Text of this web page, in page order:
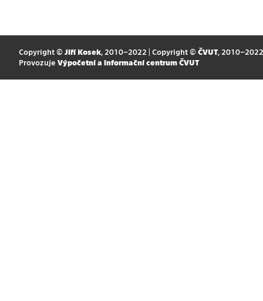
Copyright © Jiří Kosek, 2010–2022 | Copyright © ČVUT, 2010–2022
Provozuje Výpočetní a informační centrum ČVUT